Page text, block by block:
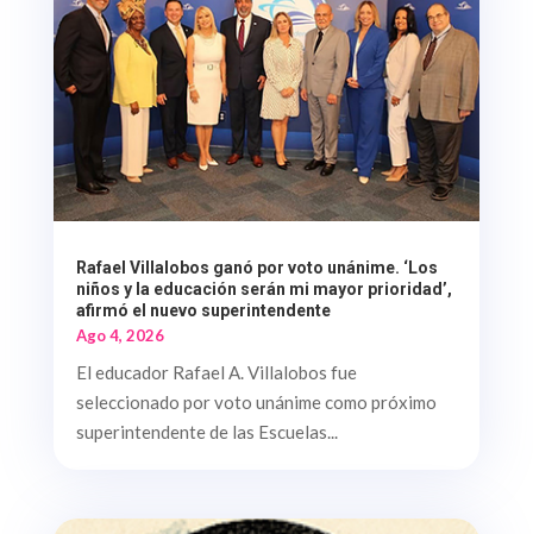
Rafael Villalobos ganó por voto unánime. ‘Los
niños y la educación serán mi mayor prioridad’,
afirmó el nuevo superintendente
Ago 4, 2026
El educador Rafael A. Villalobos fue
seleccionado por voto unánime como próximo
superintendente de las Escuelas...